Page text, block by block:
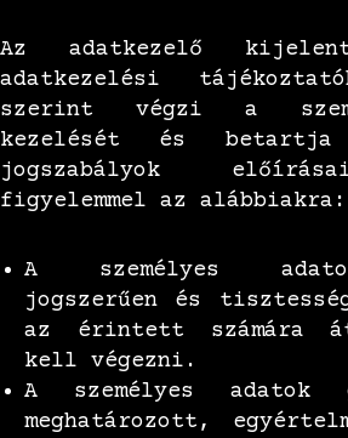
Az adatkezelő
adatkezelési
szerint végzi a
kezelését és betartja
jogszabályok
figyelemmel az alábbiakra:
A személyes
jogszerűen és
az érintett számára
kell végezni.
A személyes adatok
meghatározott,